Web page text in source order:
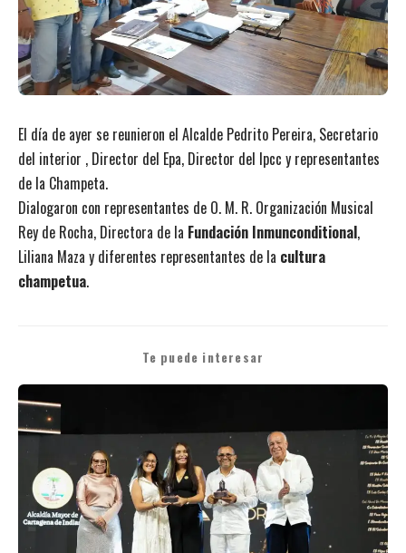
El día de ayer se reunieron el Alcalde Pedrito Pereira, Secretario
del interior , Director del Epa, Director del Ipcc y representantes
de la Champeta.
Dialogaron con representantes de O. M. R. Organización Musical
Rey de Rocha, Directora de la Fundación Inmunconditional,
Liliana Maza y diferentes representantes de la cultura
champetua.
Te puede interesar